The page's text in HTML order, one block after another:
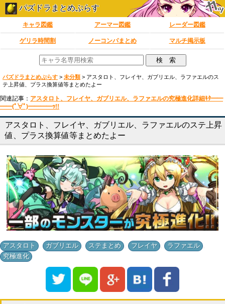
パズドラまとめぷらす
キャラ図鑑 アーマー図鑑 レーダー図鑑
ゲリラ時間割 ノーコンパまとめ マルチ掲示板
パズドラまとめぷらす > 未分類 > アスタロト、フレイヤ、ガブリエル、ラファエルのス
テ上昇値、プラス換算値等まとめたよー
関連記事： アスタロト、フレイヤ、ガブリエル、ラファエルの究極進化詳細ｷﾀ━━
━━(ﾟ∀ﾟ)━━━━ｯ!!
アスタロト、フレイヤ、ガブリエル、ラファエルのステ上昇
値、プラス換算値等まとめたよー
アスタロト ガブリエル ステまとめ フレイヤ ラファエル
究極進化